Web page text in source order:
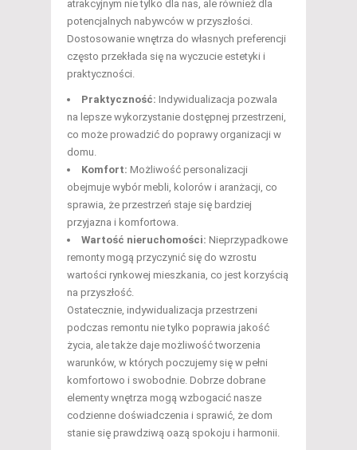
atrakcyjnym nie tylko dla nas, ale również dla
potencjalnych nabywców w przyszłości.
Dostosowanie wnętrza do własnych preferencji
często przekłada się na wyczucie estetyki i
praktyczności.
Praktyczność: Indywidualizacja pozwala
na lepsze wykorzystanie dostępnej przestrzeni,
co może prowadzić do poprawy organizacji w
domu.
Komfort: Możliwość personalizacji
obejmuje wybór mebli, kolorów i aranżacji, co
sprawia, że przestrzeń staje się bardziej
przyjazna i komfortowa.
Wartość nieruchomości: Nieprzypadkowe
remonty mogą przyczynić się do wzrostu
wartości rynkowej mieszkania, co jest korzyścią
na przyszłość.
Ostatecznie, indywidualizacja przestrzeni
podczas remontu nie tylko poprawia jakość
życia, ale także daje możliwość tworzenia
warunków, w których poczujemy się w pełni
komfortowo i swobodnie. Dobrze dobrane
elementy wnętrza mogą wzbogacić nasze
codzienne doświadczenia i sprawić, że dom
stanie się prawdziwą oazą spokoju i harmonii.